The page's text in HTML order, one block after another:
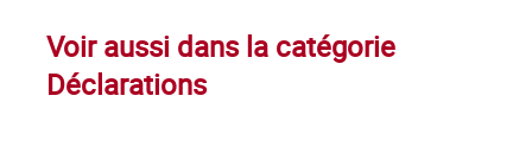
Voir aussi dans la catégorie
Déclarations